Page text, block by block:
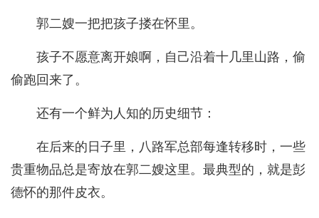
郭二嫂一把把孩子搂在怀里。
孩子不愿意离开娘啊，自己沿着十几里山路，偷
偷跑回来了。
还有一个鲜为人知的历史细节：
在后来的日子里，八路军总部每逢转移时，一些
贵重物品总是寄放在郭二嫂这里。最典型的，就是彭
德怀的那件皮衣。